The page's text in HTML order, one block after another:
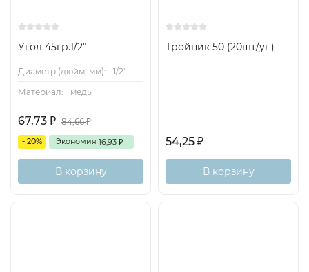
Угол 45гр.1/2"
Диаметр (дюйм, мм):
1/2"
Материал:
медь
67,73 ₽ 84,66₽
- 20% Экономия 16,93 ₽
В корзину
Тройник 50 (20шт/уп)
54,25 ₽
В корзину